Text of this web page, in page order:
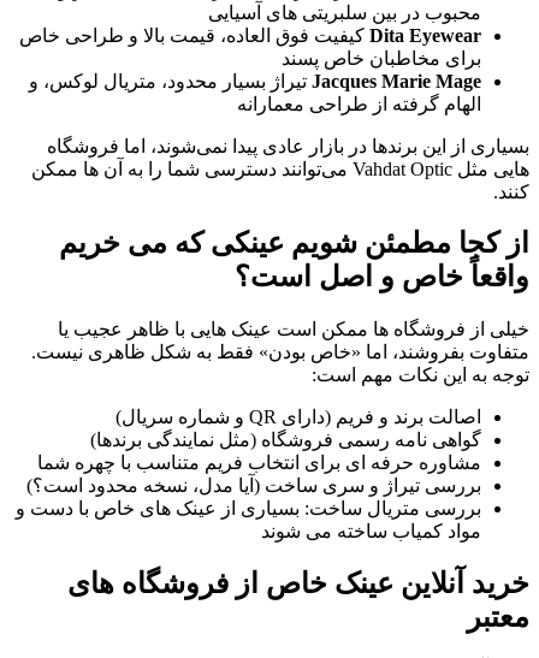
محبوب در بین سلبریتی های آسیایی
Dita Eyewear کیفیت فوق العاده، قیمت بالا و طراحی خاص
برای مخاطبان خاص پسند
Jacques Marie Mage تیراژ بسیار محدود، متریال لوکس، و
الهام گرفته از طراحی معمارانه
بسیاری از این برندها در بازار عادی پیدا نمی‌شوند، اما فروشگاه‌
هایی مثل Vahdat Optic می‌توانند دسترسی شما را به آن ها ممکن
کنند.
از کجا مطمئن شویم عینکی که می خریم
واقعاً خاص و اصل است؟
خیلی از فروشگاه ها ممکن است عینک هایی با ظاهر عجیب یا
متفاوت بفروشند، اما «خاص بودن» فقط به شکل ظاهری نیست.
توجه به این نکات مهم است:
اصالت برند و فریم (دارای QR و شماره سریال)
گواهی نامه رسمی فروشگاه (مثل نمایندگی برندها)
مشاوره حرفه ای برای انتخاب فریم متناسب با چهره شما
بررسی تیراژ و سری ساخت (آیا مدل، نسخه محدود است؟)
بررسی متریال ساخت: بسیاری از عینک های خاص با دست و
مواد کمیاب ساخته می شوند
خرید آنلاین عینک خاص از فروشگاه های
معتبر